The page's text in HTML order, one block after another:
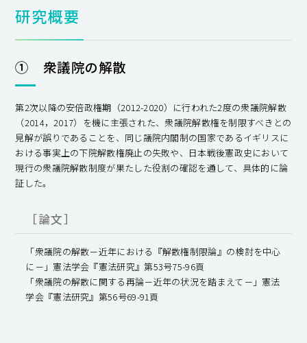
研究概要
① 衆議院の解散
第2次以降の安倍政権期（2012-2020）に行われた2度の衆議院解散
（2014，2017）を機に主張された、衆議院解散権を制限すべきとの
見解が誤りであることを、同じ議院内閣制の国家であるイギリスに
おける事実上の下院解散権廃止の失敗や、日本戦後憲政史において
現行の衆議院解散制度が果たした役割の確認を通して、具体的に論
証した。
［論文］
「衆議院の解散－近年における『解散権制限論』の検討を中心
に－」憲法学会『憲法研究』第53号75-96頁
「衆議院の解散に関する再論－近年の状況を踏まえて－」憲法
学会『憲法研究』第56号69-91頁